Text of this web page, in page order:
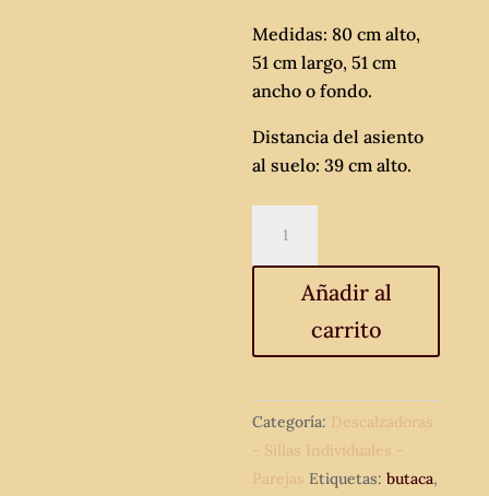
Medidas: 80 cm alto,
51 cm largo, 51 cm
ancho o fondo.
Distancia del asiento
al suelo: 39 cm alto.
descalzadora
antigua
vintage,
tapizado
azul.
Añadir al
carrito
Categoría: Descalzadoras
- Sillas Individuales -
Parejas Etiquetas:butaca,